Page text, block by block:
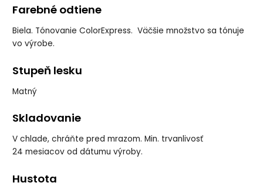
Farebné odtiene
Biela. Tónovanie ColorExpress. Väčšie množstvo sa tónuje
vo výrobe.
Stupeň lesku
Matný
Skladovanie
V chlade, chráňte pred mrazom. Min. trvanlivosť
24 mesiacov od dátumu výroby.
Hustota